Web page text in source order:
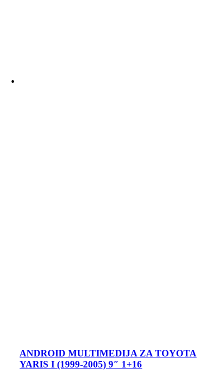
ANDROID MULTIMEDIJA ZA TOYOTA
YARIS I (1999-2005) 9″ 1+16